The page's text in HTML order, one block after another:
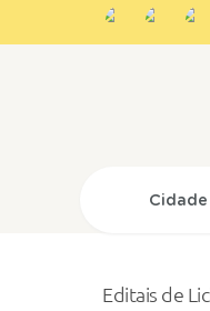
Cidade
Editais de